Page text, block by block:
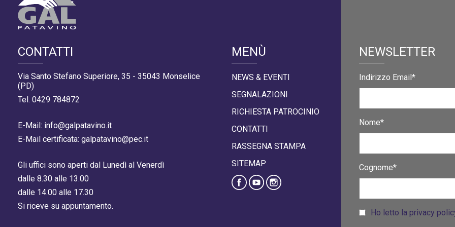
CONTATTI
Via Santo Stefano Superiore, 35 - 35043 Monselice
(PD)
Tel. 0429 784872
E-Mail: info@galpatavino.it
E-Mail certificata: galpatavino@pec.it
Gli uffici sono aperti dal Lunedì al Venerdì
dalle 8.30 alle 13.00
dalle 14.00 alle 17.30
Si riceve su appuntamento.
MENÙ
NEWS & EVENTI
SEGNALAZIONI
RICHIESTA PATROCINIO
CONTATTI
RASSEGNA STAMPA
SITEMAP
NEWSLETTER
Indirizzo Email*
Nome*
Cognome*
Ho letto la privacy